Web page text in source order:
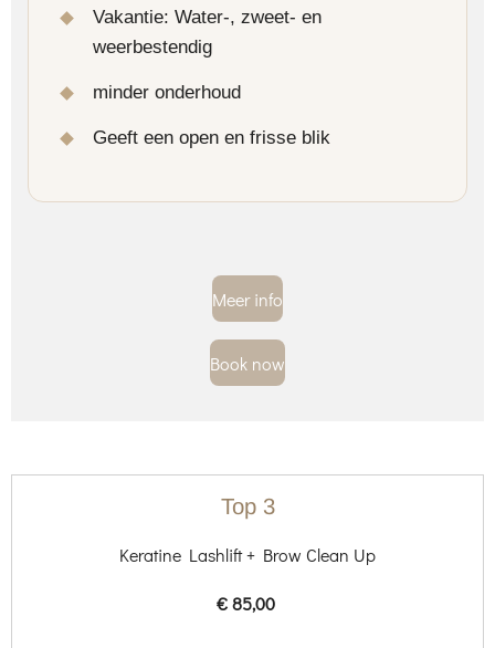
Vakantie: Water-, zweet- en
weerbestendig
minder onderhoud
Geeft een open en frisse blik
Meer info
Book now
Top 3
Keratine Lashlift + Brow Clean Up
€ 85,00